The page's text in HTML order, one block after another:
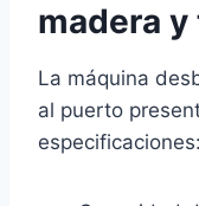
madera
La máquina
al puerto
especificaciones: